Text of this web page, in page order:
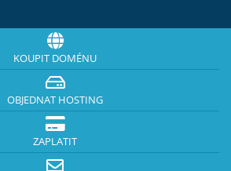
KOUPIT DOMÉNU
OBJEDNAT HOSTING
ZAPLATIT